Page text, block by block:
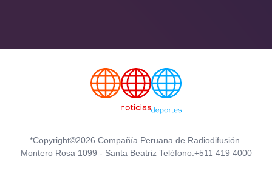
*Copyright©2026 Compañía Peruana de Radiodifusión.
Montero Rosa 1099 - Santa Beatriz Teléfono:+511 419 4000